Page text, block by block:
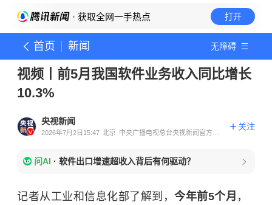
· 获取全网一手热点 打开
首页 新闻 无障碍
视频丨前5月我国软件业务收入同比增长
10.3%
央视新闻
2026年7月2日15:47 北京 中央广播电视总台央视新闻官方账
关注
问AI · 软件出口增速超收入背后有何驱动？
记者从工业和信息化部了解到， 今年前5个月 ，